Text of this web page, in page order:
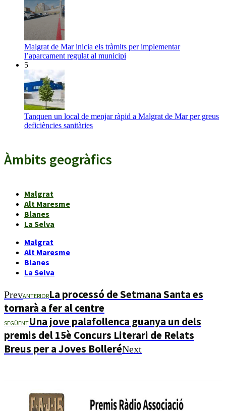
Malgrat de Mar inicia els tràmits per implementar
l’aparcament regulat al municipi
5
Tanquen un local de menjar ràpid a Malgrat de Mar per greus
deficiències sanitàries
Àmbits geogràfics
Malgrat
Alt Maresme
Blanes
La Selva
Malgrat
Alt Maresme
Blanes
La Selva
PrevANTERIORLa processó de Setmana Santa es
tornarà a fer al centre
SEGÜENTUna jove palafollenca guanya un dels
premis del 15è Concurs Literari de Relats
Breus per a Joves BolleréNext